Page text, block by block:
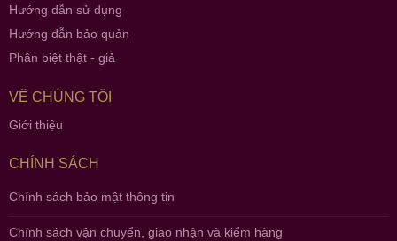
Hướng dẫn sử dụng
Hướng dẫn bảo quản
Phân biệt thật - giả
VỀ CHÚNG TÔI
Giới thiệu
CHÍNH SÁCH
Chính sách bảo mật thông tin
Chính sách vận chuyển, giao nhận và kiểm hàng